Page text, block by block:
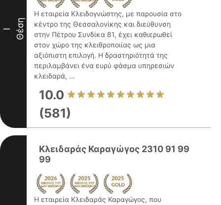
I Θέση
Η εταιρεία Κλειδογνώστης, με παρουσία στο
κέντρο της Θεσσαλονίκης και διεύθυνση
στην Πέτρου Συνδίκα 81, έχει καθιερωθεί
στον χώρο της κλειθροποιίας ως μια
αξιόπιστη επιλογή. Η δραστηριότητά της
περιλαμβάνει ένα ευρύ φάσμα υπηρεσιών
κλειδαρά, ...
10.0
(581)
Κλειδαράς Καραγώγος 2310 91 99
99
Η εταιρεία Κλειδαράς Καραγώγος, που